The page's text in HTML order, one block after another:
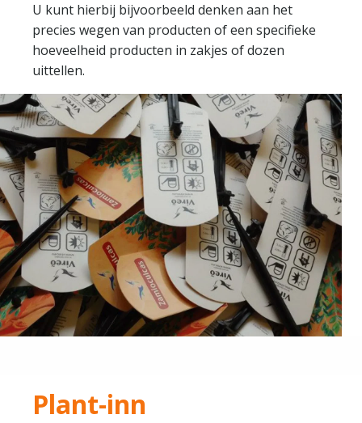
U kunt hierbij bijvoorbeeld denken aan het
precies wegen van producten of een specifieke
hoeveelheid producten in zakjes of dozen
uittellen.
Plant-inn